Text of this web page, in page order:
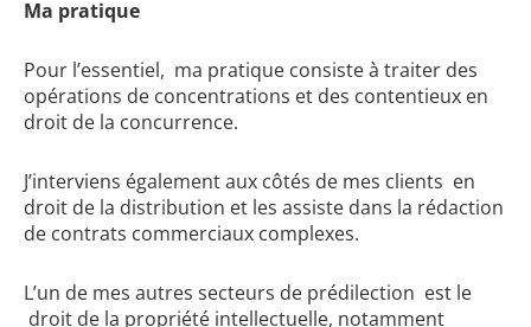
Ma pratique
Pour l’essentiel, ma pratique consiste à traiter des
opérations de concentrations et des contentieux en
droit de la concurrence.
J’interviens également aux côtés de mes clients en
droit de la distribution et les assiste dans la rédaction
de contrats commerciaux complexes.
L’un de mes autres secteurs de prédilection est le
droit de la propriété intellectuelle, notamment